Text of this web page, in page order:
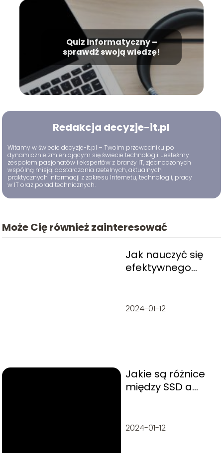
Quiz informatyczny –
sprawdź swoją wiedzę!
Redakcja decyzje-it.pl
Witamy w świecie decyzje-it.pl – Twoim przewodniku po
dynamicznie zmieniającym się świecie technologii. Jesteśmy
zespołem pasjonatów i ekspertów z branży IT, zjednoczonych
wspólną misją: dostarczania rzetelnych, aktualnych i
praktycznych informacji z zakresu Internetu, technologii, pracy
w IT oraz porad technicznych.
Może Cię również zainteresować
Jak nauczyć się
efektywnego
2024-01-12
Jakie są różnice
między SSD a
2024-01-12